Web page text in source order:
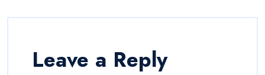
Leave a Reply